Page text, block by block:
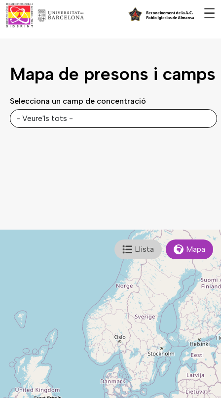
☰
Llista Mapa
Mapa de presons i camps
Selecciona un camp de concentració